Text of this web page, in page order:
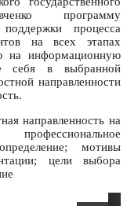
программу
поддержки процесса
на всех этапах
на информационную
себя в выбранной
направленности
направленность на
мотивы
цели выбора